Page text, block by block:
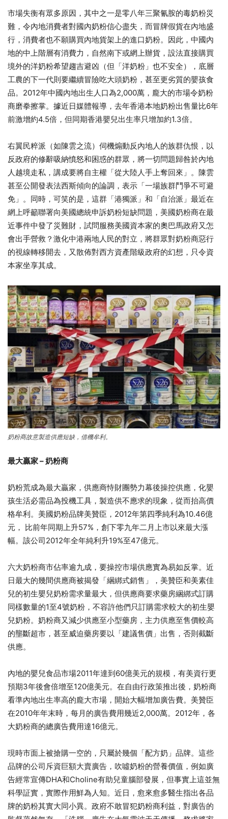
市場失衡有眾多原因，其中之一是零八年三聚氰胺的毒奶粉災
難，令內地消費者對國內奶粉信心盡失，而冒牌假貨在內地盛
行，消費者也不願購買內地貨架上的進口奶粉。因此，中國內
地的中上階層有消費力，自然南下或網上辦貨，設法直接購買
境外的洋奶粉希望趨吉避凶（但「洋奶粉」也不安全），底層
工農的下一代則要繼續冒險吃大頭奶粉，甚至更劣質的嬰孩食
品。2012年中國內地出生人口為2,000萬，龐大的市場令奶粉
商磨拳擦掌。據近日媒體報導，去年香港本地奶粉出售量比6年
前激增約4.5倍，但同期香港嬰兒出生率只增加約1.3倍。
右翼民粹派（如陳雲之流）伺機煽動反內地人的族群仇恨，以
反政府的修辭吸納憤怒和困惑的群眾，將一切問題歸咎於內地
人越境走私，講成要將自主權「從大陸人手上奪回來」。陳雲
甚至公開發表法西斯傾向的論調，表示「一場族群鬥爭不可避
免」。同時，可笑的是，這群「港獨派」和「自治派」最近在
網上呼籲聯署向美國總統申訴奶粉短缺問題，美國奶粉商在最
近事件中發了災難財，試問服務美國資本家的奧巴馬政府又怎
會出手營救？激化中港兩地人民的對立，將群眾對奶粉商惡行
的視線轉移開去，又散佈對西方資產階級政府的幻想，只令資
本家坐享其成。
奶粉商故意製造供應短缺，借機牟利。
最大贏家 – 奶粉商
奶粉荒成為最大贏家，供應商恃財團勢力幕後操控供應，化嬰
孩生活必需品為投機工具，製造供不應求的現象，從而抬高價
格牟利。美國奶粉品牌美贊臣，2012年第四季純利為10.46億
元， 比前年同期上升57%，創下零九年二月上市以來最大漲
幅。該公司2012年全年純利升19%至47億元。
六大奶粉商市佔率逾九成，要操控市場供應實為易如反掌。近
日最大的幾間供應商被揭發「綑綁式銷售」，美贊臣和美素佳
兒的初生嬰兒奶粉需求量最大，但供應商要求藥房綑綁式訂購
同樣數量的1至4號奶粉，不容許他們只訂購需求較大的初生嬰
兒奶粉。奶粉商又減少供應至小型藥房，主力供應至售價較高
的壟斷超市，甚至威迫藥房要以「建議售價」出售，否則截斷
供應。
內地的嬰兒食品市場2011年達到60億美元的規模，有美資行更
預期3年後會倍增至120億美元。在自由行政策推出後，奶粉商
看準內地出生率高的龐大市場，開始大幅增加廣告費。美贊臣
在2010年年末時，每月的廣告費用幾近2,000萬。2012年，各
大奶粉商的總廣告費用達16億元。
現時市面上被搶購一空的，只屬於幾個「配方奶」品牌。這些
品牌的公司斥資巨額大賣廣告，吹噓奶粉的營養價值，例如廣
告經常宣傳DHA和Choline有助兒童腦部發展，但事實上這並無
科學証實，實際作用鮮為人知。近日，愈來愈多醫生指出各品
牌的奶粉其實大同小異。政府不敢冒犯奶粉商利益，對廣告的